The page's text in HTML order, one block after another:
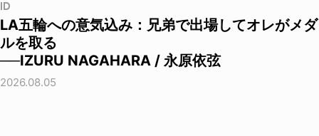
ID
LA五輪への意気込み：兄弟で出場してオレがメダ
ルを取る
──IZURU NAGAHARA / 永原依弦
2026.08.05